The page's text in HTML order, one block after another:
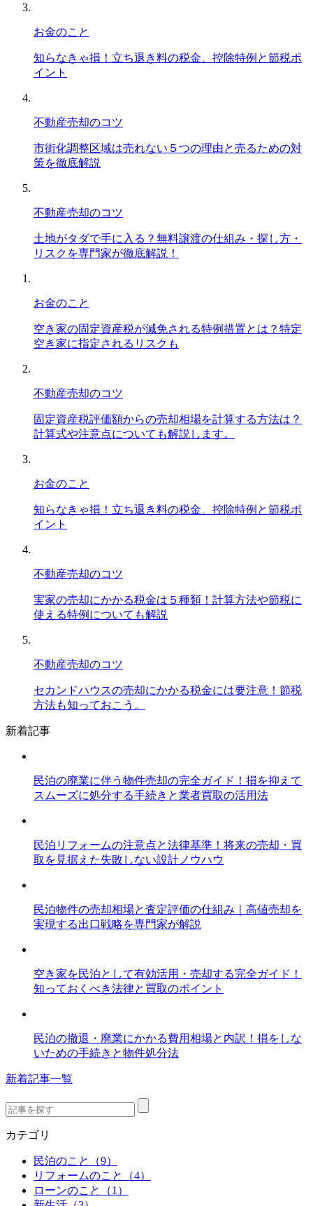
お金のこと
知らなきゃ損！立ち退き料の税金、控除特例と節税ポ
イント
不動産売却のコツ
市街化調整区域は売れない５つの理由と売るための対
策を徹底解説
不動産売却のコツ
土地がタダで手に入る？無料譲渡の仕組み・探し方・
リスクを専門家が徹底解説！
お金のこと
空き家の固定資産税が減免される特例措置とは？特定
空き家に指定されるリスクも
不動産売却のコツ
固定資産税評価額からの売却相場を計算する方法は？
計算式や注意点についても解説します。
お金のこと
知らなきゃ損！立ち退き料の税金、控除特例と節税ポ
イント
不動産売却のコツ
実家の売却にかかる税金は５種類！計算方法や節税に
使える特例についても解説
不動産売却のコツ
セカンドハウスの売却にかかる税金には要注意！節税
方法も知っておこう。
新着記事
民泊の廃業に伴う物件売却の完全ガイド！損を抑えて
スムーズに処分する手続きと業者買取の活用法
民泊リフォームの注意点と法律基準！将来の売却・買
取を見据えた失敗しない設計ノウハウ
民泊物件の売却相場と査定評価の仕組み｜高値売却を
実現する出口戦略を専門家が解説
空き家を民泊として有効活用・売却する完全ガイド！
知っておくべき法律と買取のポイント
民泊の撤退・廃業にかかる費用相場と内訳！損をしな
いための手続きと物件処分法
新着記事一覧
カテゴリ
民泊のこと（9）
リフォームのこと（4）
ローンのこと（1）